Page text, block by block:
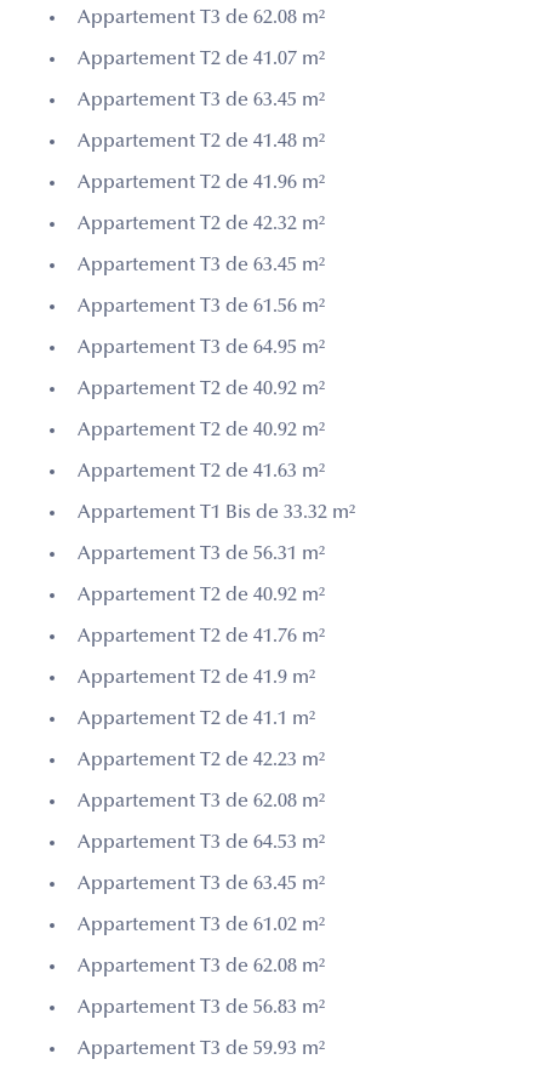
Appartement T3 de 62.08 m²
Appartement T2 de 41.07 m²
Appartement T3 de 63.45 m²
Appartement T2 de 41.48 m²
Appartement T2 de 41.96 m²
Appartement T2 de 42.32 m²
Appartement T3 de 63.45 m²
Appartement T3 de 61.56 m²
Appartement T3 de 64.95 m²
Appartement T2 de 40.92 m²
Appartement T2 de 40.92 m²
Appartement T2 de 41.63 m²
Appartement T1 Bis de 33.32 m²
Appartement T3 de 56.31 m²
Appartement T2 de 40.92 m²
Appartement T2 de 41.76 m²
Appartement T2 de 41.9 m²
Appartement T2 de 41.1 m²
Appartement T2 de 42.23 m²
Appartement T3 de 62.08 m²
Appartement T3 de 64.53 m²
Appartement T3 de 63.45 m²
Appartement T3 de 61.02 m²
Appartement T3 de 62.08 m²
Appartement T3 de 56.83 m²
Appartement T3 de 59.93 m²